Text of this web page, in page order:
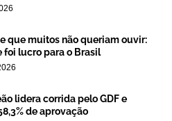
que muitos não queriam ouvir:
foi lucro para o Brasil
lidera corrida pelo GDF e
de aprovação